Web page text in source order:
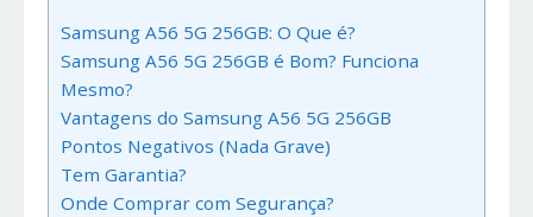
Samsung A56 5G 256GB: O Que é?
Samsung A56 5G 256GB é Bom? Funciona
Mesmo?
Vantagens do Samsung A56 5G 256GB
Pontos Negativos (Nada Grave)
Tem Garantia?
Onde Comprar com Segurança?